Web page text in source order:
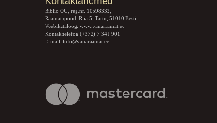
Biblio OÜ, reg.nr. 10598332,
Raamatupood: Riia 5, Tartu, 51010 Eesti
Veebikataloog: www.vanaraamat.ee
Kontakttelefon (+372) 7 341 901
E-mail: info@vanaraamat.ee